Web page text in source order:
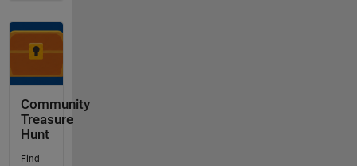
Community
Treasure
Hunt
Find